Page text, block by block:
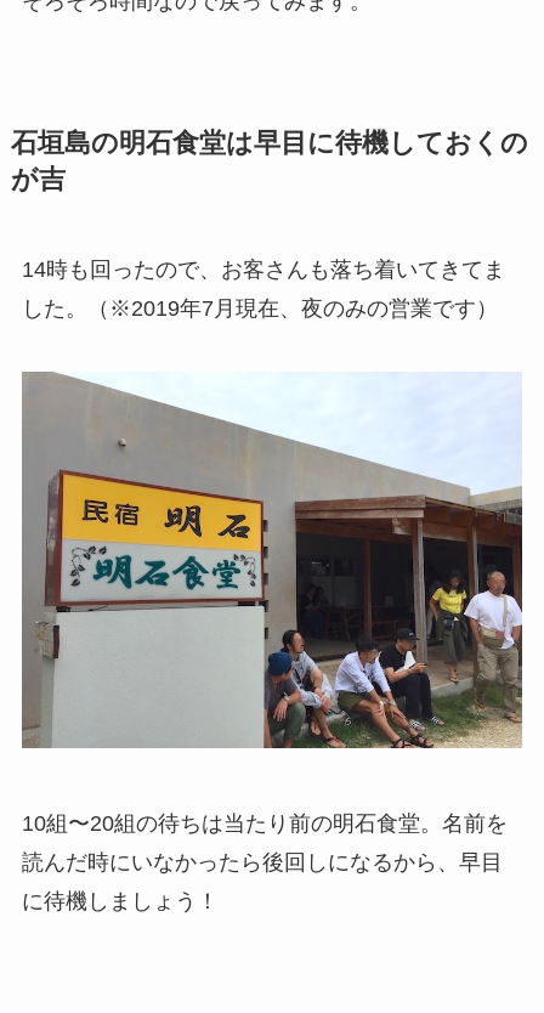
石垣島の明石食堂は早目に待機しておくの
が吉
14時も回ったので、お客さんも落ち着いてきてま
した。（※2019年7月現在、夜のみの営業です）
10組〜20組の待ちは当たり前の明石食堂。名前を
読んだ時にいなかったら後回しになるから、早目
に待機しましょう！